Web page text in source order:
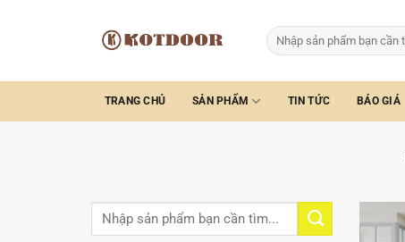
Tìm
kiếm:
TRANG CHỦ SẢN PHẨM TIN TỨC BÁO GIÁ